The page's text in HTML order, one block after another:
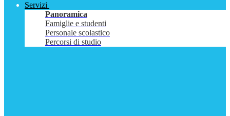
Servizi
Panoramica
Famiglie e studenti
Personale scolastico
Percorsi di studio